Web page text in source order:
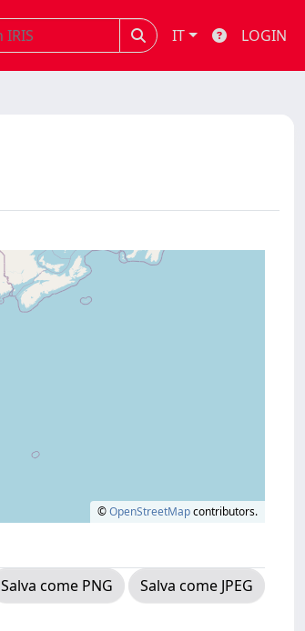
IT LOGIN
©OpenStreetMapcontributors.
Salva come PNG
Salva come JPEG